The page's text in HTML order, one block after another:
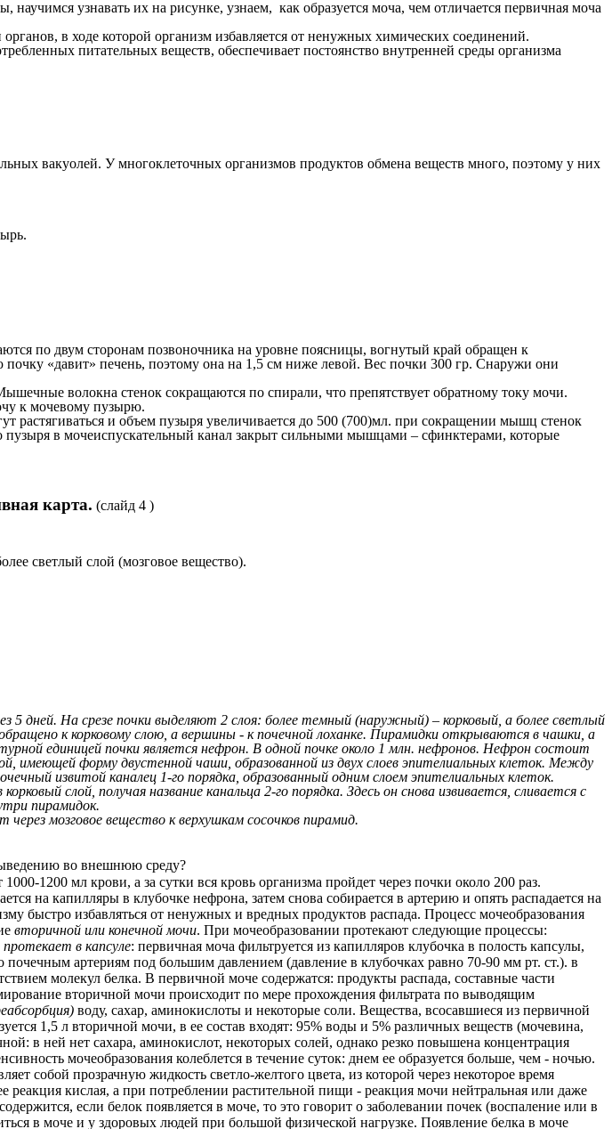
узнавать их на рисунке, узнаем, как образуется моча, чем отличается первичная моча
в ходе которой организм избавляется от ненужных химических соединений.
питательных веществ, обеспечивает постоянство внутренней среды организма
вакуолей. У многоклеточных организмов продуктов обмена веществ много, поэтому у них
по двум сторонам позвоночника на уровне поясницы, вогнутый край обращен к
«давит» печень, поэтому она на 1,5 см ниже левой. Вес почки 300 гр. Снаружи они
волокна стенок сокращаются по спирали, что препятствует обратному току мочи.
к мочевому пузырю.
растягиваться и объем пузыря увеличивается до 500 (700)мл. при сокращении мышц стенок
пузыря в мочеиспускательный канал закрыт сильными мышцами – сфинктерами, которые
карта. (слайд 4 )
светлый слой (мозговое вещество).
5 дней. На срезе почки выделяют 2 слоя: более темный (наружный) – корковый, а более светлый
к корковому слою, а вершины - к почечной лоханке. Пирамидки открываются в чашки, а
единицей почки является нефрон. В одной почке около 1 млн. нефронов. Нефрон состоит
имеющей форму двустенной чаши, образованной из двух слоев эпителиальных клеток. Между
извитой каналец 1-го порядка, образованный одним слоем эпителиальных клеток.
слой, получая название канальца 2-го порядка. Здесь он снова извивается, сливается с
пирамидок.
мозговое вещество к верхушкам сосочков пирамид.
во внешнюю среду?
1200 мл крови, а за сутки вся кровь организма пройдет через почки около 200 раз.
на капилляры в клубочке нефрона, затем снова собирается в артерию и опять распадается на
быстро избавляться от ненужных и вредных продуктов распада. Процесс мочеобразования
вторичной или конечной мочи. При мочеобразовании протекают следующие процессы:
протекает в капсуле: первичная моча фильтруется из капилляров клубочка в полость капсулы,
почечным артериям под большим давлением (давление в клубочках равно 70-90 мм рт. ст.). в
молекул белка. В первичной моче содержатся: продукты распада, составные части
вторичной мочи происходит по мере прохождения фильтрата по выводящим
воду, сахар, аминокислоты и некоторые соли. Вещества, всосавшиеся из первичной
1,5 л вторичной мочи, в ее состав входят: 95% воды и 5% различных веществ (мочевина,
в ней нет сахара, аминокислот, некоторых солей, однако резко повышена концентрация
мочеобразования колеблется в течение суток: днем ее образуется больше, чем - ночью.
собой прозрачную жидкость светло-желтого цвета, из которой через некоторое время
кислая, а при потреблении растительной пищи - реакция мочи нейтральная или даже
если белок появляется в моче, то это говорит о заболевании почек (воспаление или в
в моче и у здоровых людей при большой физической нагрузке. Появление белка в моче